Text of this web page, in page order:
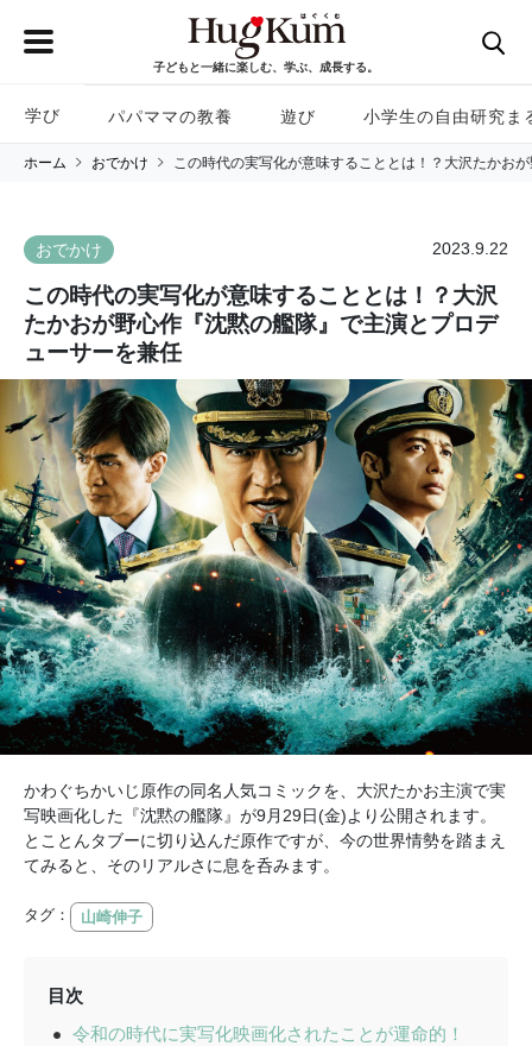
子どもと一緒に楽しむ、学ぶ、成長する。
学び パパママの教養 遊び 小学生の自由研究ま
ホーム おでかけ この時代の実写化が意味することとは！？大沢たかお
おでかけ 2023.9.22
この時代の実写化が意味することとは！？大沢
たかおが野心作『沈黙の艦隊』で主演とプロデ
ューサーを兼任
かわぐちかいじ原作の同名人気コミックを、大沢たかお主演で実
写映画化した『沈黙の艦隊』が9月29日(金)より公開されます。
とことんタブーに切り込んだ原作ですが、今の世界情勢を踏まえ
てみると、そのリアルさに息を呑みます。
タグ： 山崎伸子
目次
令和の時代に実写化映画化されたことが運命的！